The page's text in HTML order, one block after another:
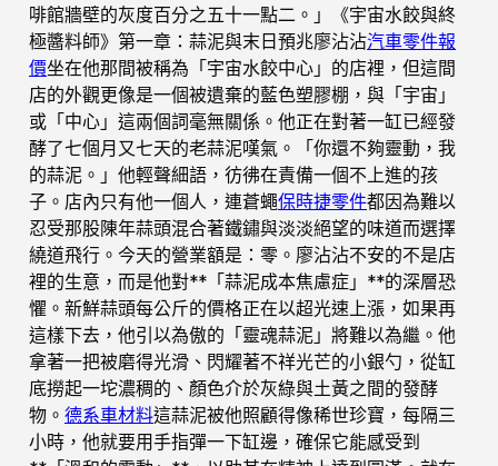
啡館牆壁的灰度百分之五十一點二。」《宇宙水餃與終
極醬料師》第一章：蒜泥與末日預兆廖沾沾汽車零件報
價坐在他那間被稱為「宇宙水餃中心」的店裡，但這間
店的外觀更像是一個被遺棄的藍色塑膠棚，與「宇宙」
或「中心」這兩個詞毫無關係。他正在對著一缸已經發
酵了七個月又七天的老蒜泥嘆氣。「你還不夠靈動，我
的蒜泥。」他輕聲細語，彷彿在責備一個不上進的孩
子。店內只有他一個人，連蒼蠅保時捷零件都因為難以
忍受那股陳年蒜頭混合著鐵鏽與淡淡絕望的味道而選擇
繞道飛行。今天的營業額是：零。廖沾沾不安的不是店
裡的生意，而是他對**「蒜泥成本焦慮症」**的深層恐
懼。新鮮蒜頭每公斤的價格正在以超光速上漲，如果再
這樣下去，他引以為傲的「靈魂蒜泥」將難以為繼。他
拿著一把被磨得光滑、閃耀著不祥光芒的小銀勺，從缸
底撈起一坨濃稠的、顏色介於灰綠與土黃之間的發酵
物。 德系車材料這蒜泥被他照顧得像稀世珍寶，每隔三
小時，他就要用手指彈一下缸邊，確保它能感受到